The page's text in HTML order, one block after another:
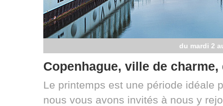
du mardi 2
Copenhague, ville de
Le printemps est une période idéale
nous vous avons invités à nous y